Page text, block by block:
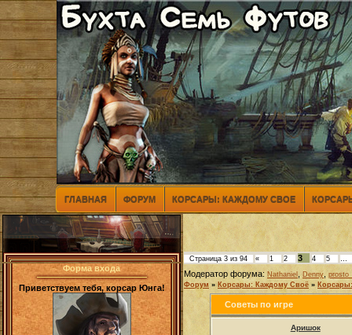
ГЛАВНАЯ ФОРУМ КОРСАРЫ: КАЖДОМУ СВОЕ
Форма входа
Приветствуем тебя, корсар Юнга!
Страница 3 из 94 « 1 2 3 4 5 …
Модератор форума: Nathaniel Denny
Форум » Корсары: Каждому Своё »
Советы по игре
Аришок